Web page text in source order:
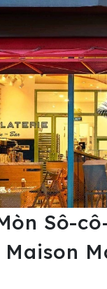
Sô-
Maison